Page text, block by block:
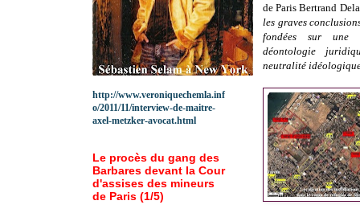
de Paris Bertrand
les graves
fondées sur une
déontologie
neutralité
http://www.veroniquechemla.inf
o/2011/11/interview-de-maitre-
axel-metzker-avocat.html
Le procès du gang des
Barbares devant la Cour
d'assises des mineurs
de Paris (1/5)